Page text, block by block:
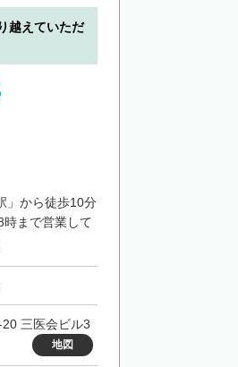
越えていただ
」から徒歩10分
まで営業して
三医会ビル3
地図